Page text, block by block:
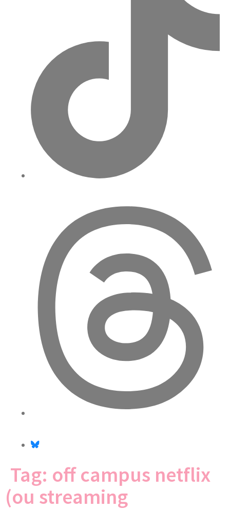
Tag: off campus netflix
(ou streaming